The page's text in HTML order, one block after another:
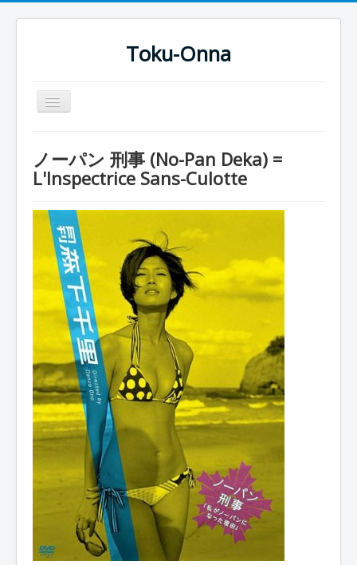
Toku-Onna
Basculer
la
Toku-Actrices
Séries
Films
COSAA
Dessins
Artiste Asperger
Lexique
ノーパン 刑事 (No-Pan Deka) =
L'Inspectrice Sans-Culotte